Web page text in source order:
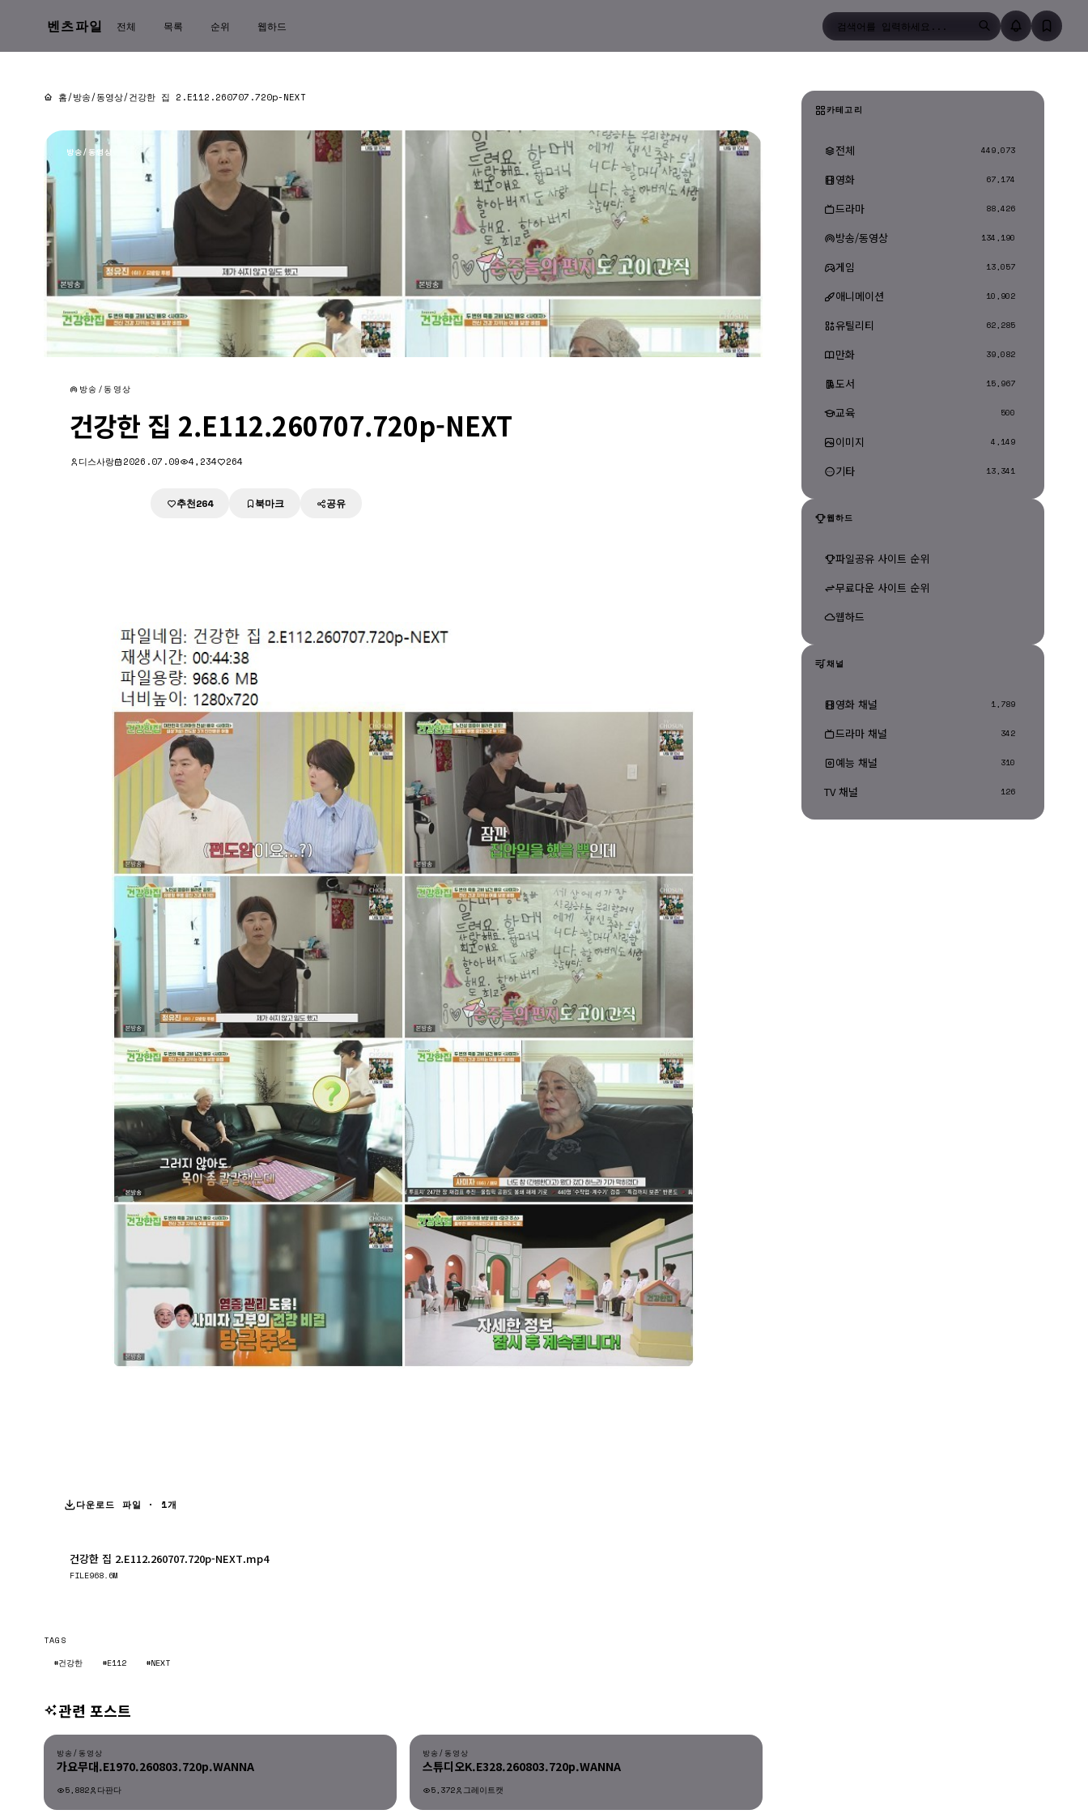
벤츠파일 전체 목록 순위 웹하드 검색
홈/방송/동영상/건강한 집 2.E112.260707.720p-NEXT
방송/동영상
방송/동영상
건강한 집 2.E112.260707.720p-NEXT
디스사랑 2026.07.09 4,234 264
추천264 북마크 공유
다운로드 파일 · 1개
건강한 집 2.E112.260707.720p-NEXT.mp4
FILE968.6M
TAGS
#건강한
#E112 #NEXT
관련 포스트
방송/동영상
방송/동영상
가요무대.E1970.260803.720p.WANNA
5,882 다판다
방송/동영상
스튜디오K.E328.260803.720p.WANNA
5,372 그레이트캣
카테고리
전체 449,073
영화 67,174
드라마 88,426
방송/동영상 134,190
게임 13,057
애니메이션 10,902
유틸리티 62,285
만화 39,082
도서 15,967
교육 500
이미지 4,149
기타 13,341
웹하드
파일공유 사이트 순위
무료다운 사이트 순위
웹하드
채널
영화 채널 1,789
드라마 채널 342
예능 채널 310
TV 채널 126